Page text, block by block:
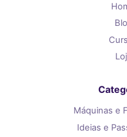
Máquinas e
Ideias e